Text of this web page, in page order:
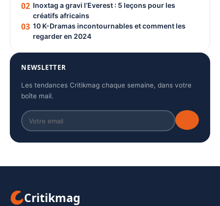
02 Inoxtag a gravi l’Everest : 5 leçons pour les
créatifs africains
03 10 K-Dramas incontournables et comment les
regarder en 2024
NEWSLETTER
Les tendances Critikmag chaque semaine, dans votre
boîte mail.
Critikmag